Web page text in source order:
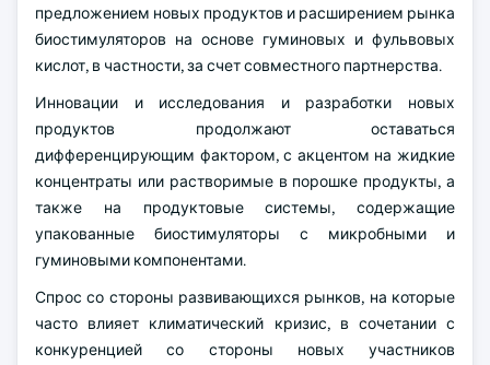
предложением новых продуктов и расширением рынка
биостимуляторов на основе гуминовых и фульвовых
кислот, в частности, за счет совместного партнерства.
Инновации и исследования и разработки новых
продуктов продолжают оставаться
дифференцирующим фактором, с акцентом на жидкие
концентраты или растворимые в порошке продукты, а
также на продуктовые системы, содержащие
упакованные биостимуляторы с микробными и
гуминовыми компонентами.
Спрос со стороны развивающихся рынков, на которые
часто влияет климатический кризис, в сочетании с
конкуренцией со стороны новых участников